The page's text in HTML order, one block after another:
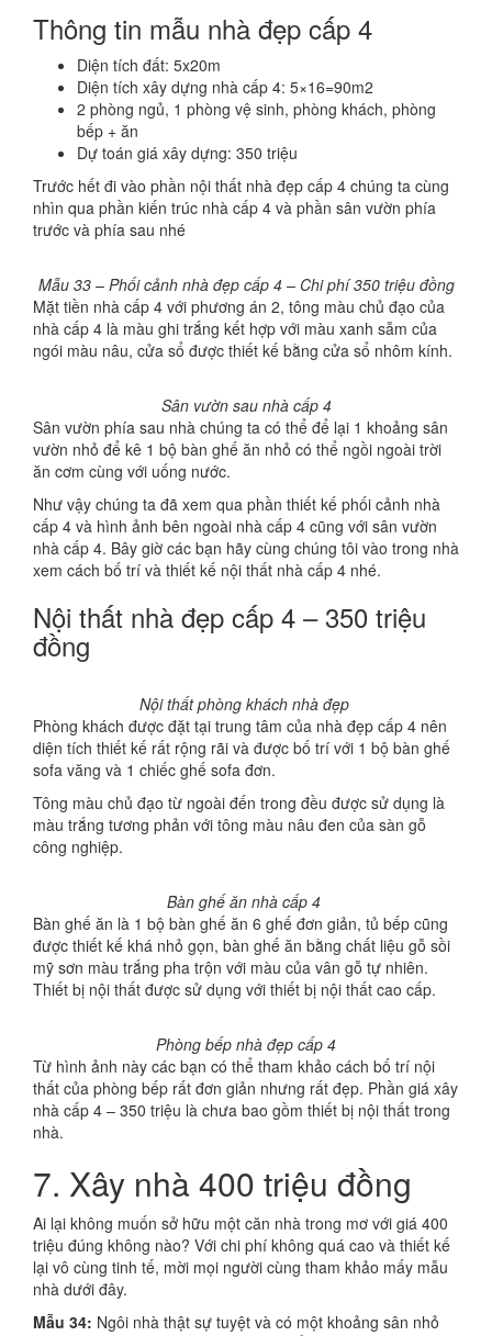
Thông tin mẫu nhà đẹp cấp 4
Diện tích đất: 5x20m
Diện tích xây dựng nhà cấp 4: 5×16=90m2
2 phòng ngủ, 1 phòng vệ sinh, phòng khách, phòng
bếp + ăn
Dự toán giá xây dựng: 350 triệu
Trước hết đi vào phần nội thất nhà đẹp cấp 4 chúng ta cùng
nhìn qua phần kiến trúc nhà cấp 4 và phần sân vườn phía
trước và phía sau nhé
Mẫu 33 – Phối cảnh nhà đẹp cấp 4 – Chi phí 350 triệu đồng
Mặt tiền nhà cấp 4 với phương án 2, tông màu chủ đạo của
nhà cấp 4 là màu ghi trắng kết hợp với màu xanh sẫm của
ngói màu nâu, cửa sổ được thiết kế bằng cửa sổ nhôm kính.
Sân vườn sau nhà cấp 4
Sân vườn phía sau nhà chúng ta có thể để lại 1 khoảng sân
vườn nhỏ để kê 1 bộ bàn ghế ăn nhỏ có thể ngồi ngoài trời
ăn cơm cùng với uống nước.
Như vậy chúng ta đã xem qua phần thiết kế phối cảnh nhà
cấp 4 và hình ảnh bên ngoài nhà cấp 4 cũng với sân vườn
nhà cấp 4. Bây giờ các bạn hãy cùng chúng tôi vào trong nhà
xem cách bố trí và thiết kế nội thất nhà cấp 4 nhé.
Nội thất nhà đẹp cấp 4 – 350 triệu
đồng
Nội thất phòng khách nhà đẹp
Phòng khách được đặt tại trung tâm của nhà đẹp cấp 4 nên
diện tích thiết kế rất rộng rãi và được bố trí với 1 bộ bàn ghế
sofa văng và 1 chiếc ghế sofa đơn.
Tông màu chủ đạo từ ngoài đến trong đều được sử dụng là
màu trắng tương phản với tông màu nâu đen của sàn gỗ
công nghiệp.
Bàn ghế ăn nhà cấp 4
Bàn ghế ăn là 1 bộ bàn ghế ăn 6 ghế đơn giản, tủ bếp cũng
được thiết kế khá nhỏ gọn, bàn ghế ăn bằng chất liệu gỗ sồi
mỹ sơn màu trắng pha trộn với màu của vân gỗ tự nhiên.
Thiết bị nội thất được sử dụng với thiết bị nội thất cao cấp.
Phòng bếp nhà đẹp cấp 4
Từ hình ảnh này các bạn có thể tham khảo cách bố trí nội
thất của phòng bếp rất đơn giản nhưng rất đẹp. Phần giá xây
nhà cấp 4 – 350 triệu là chưa bao gồm thiết bị nội thất trong
nhà.
7. Xây nhà 400 triệu đồng
Ai lại không muốn sở hữu một căn nhà trong mơ với giá 400
triệu đúng không nào? Với chi phí không quá cao và thiết kế
lại vô cùng tinh tế, mời mọi người cùng tham khảo mấy mẫu
nhà dưới đây.
Mẫu 34: Ngôi nhà thật sự tuyệt và có một khoảng sân nhỏ